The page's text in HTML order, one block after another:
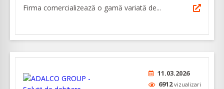
Firma comercializează o gamă variată de...
11.03.2026
6912vizualizari